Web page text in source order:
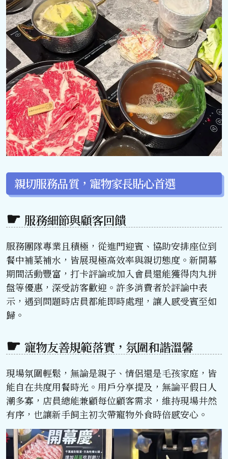
親切服務品質，寵物家長貼心首選
服務細節與顧客回饋
服務團隊專業且積極，從進門迎賓、協助安排座位到
餐中補菜補水，皆展現極高效率與親切態度。新開幕
期間活動豐富，打卡評論或加入會員還能獲得肉丸拼
盤等優惠，深受訪客歡迎。許多消費者於評論中表
示，遇到問題時店員都能即時處理，讓人感受賓至如
歸。
寵物友善規範落實，氛圍和諧溫馨
現場氛圍輕鬆，無論是親子、情侶還是毛孩家庭，皆
能自在共度用餐時光。用戶分享提及，無論平假日人
潮多寡，店員總能兼顧每位顧客需求，維持現場井然
有序，也讓新手飼主初次帶寵物外食時倍感安心。